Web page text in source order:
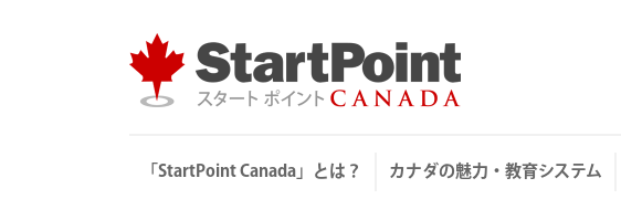
「StartPoint Canada」とは？ カナダの魅力・教育システム